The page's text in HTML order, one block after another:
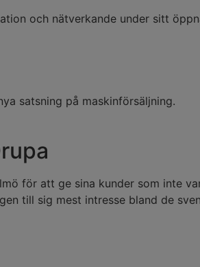
och nätverkande under sitt
satsning på maskinförsäljning.
för att ge sina kunder som inte
till sig mest intresse bland de